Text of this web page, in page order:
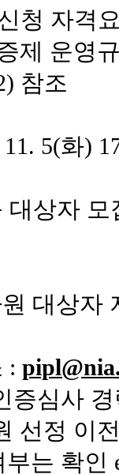
청 자격
제 운영
참조
5(화)
대상자 모
대상자
:
증심사
선정 이
부는 확인